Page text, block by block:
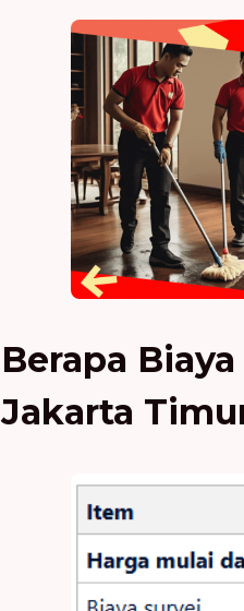
Berapa
Jakarta